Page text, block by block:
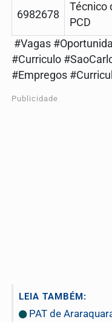
6982678
Técnico
PCD
#Vagas
#Curriculo
#Empregos
Publicidade
LEIA TAMBÉM:
PAT de